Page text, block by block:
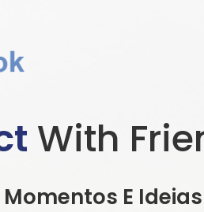
With
Momentos E Ideias